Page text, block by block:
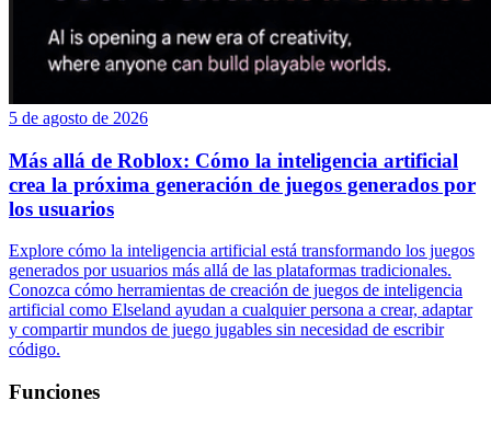
5 de agosto de 2026
Más allá de Roblox: Cómo la inteligencia artificial
crea la próxima generación de juegos generados por
los usuarios
Explore cómo la inteligencia artificial está transformando los juegos
generados por usuarios más allá de las plataformas tradicionales.
Conozca cómo herramientas de creación de juegos de inteligencia
artificial como Elseland ayudan a cualquier persona a crear, adaptar
y compartir mundos de juego jugables sin necesidad de escribir
código.
Funciones